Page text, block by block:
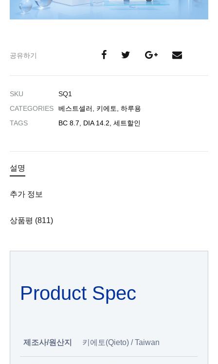
공유하기
SKU
SQ1
CATEGORIES
베스트셀러, 키에토, 하루용
TAGS
BC 8.7, DIA 14.2, 세트할인
설명
추가 정보
상품평 (811)
Product Spec
제조사/원산지 키에토(Qieto) / Taiwan